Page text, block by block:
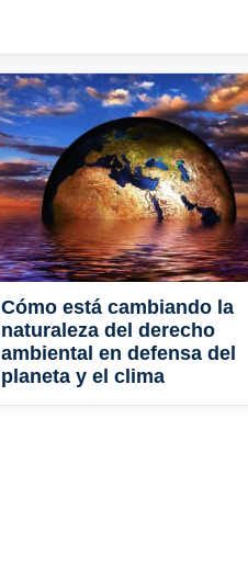
Cómo está cambiando la
naturaleza del derecho
ambiental en defensa del
planeta y el clima